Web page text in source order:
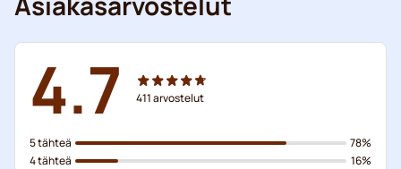
4.7 411arvostelut
5 tähteä
4 tähteä
78%
16%